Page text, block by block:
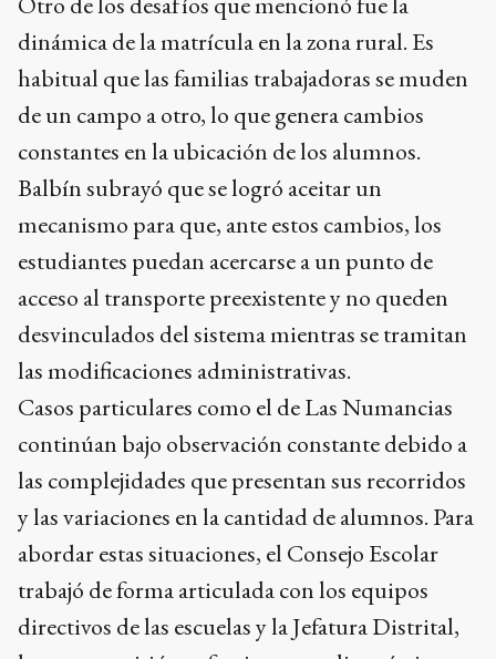
de un campo a otro, lo que genera cambios
constantes en la ubicación de los alumnos.
Balbín subrayó que se logró aceitar un
mecanismo para que, ante estos cambios, los
estudiantes puedan acercarse a un punto de
acceso al transporte preexistente y no queden
desvinculados del sistema mientras se tramitan
las modificaciones administrativas.
Casos particulares como el de Las Numancias
continúan bajo observación constante debido a
las complejidades que presentan sus recorridos
y las variaciones en la cantidad de alumnos. Para
abordar estas situaciones, el Consejo Escolar
trabajó de forma articulada con los equipos
directivos de las escuelas y la Jefatura Distrital,
lo que permitió confeccionar un diagnóstico
preciso sobre las necesidades de cada paraje.